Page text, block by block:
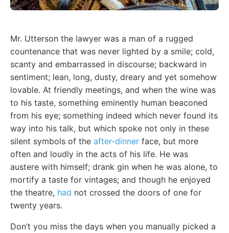
Mr. Utterson the lawyer was a man of a rugged
countenance that was never lighted by a smile; cold,
scanty and embarrassed in discourse; backward in
sentiment; lean, long, dusty, dreary and yet somehow
lovable. At friendly meetings, and when the wine was
to his taste, something eminently human beaconed
from his eye; something indeed which never found its
way into his talk, but which spoke not only in these
silent symbols of the after-dinner face, but more
often and loudly in the acts of his life. He was
austere with himself; drank gin when he was alone, to
mortify a taste for vintages; and though he enjoyed
the theatre, had not crossed the doors of one for
twenty years.
Don’t you miss the days when you manually picked a